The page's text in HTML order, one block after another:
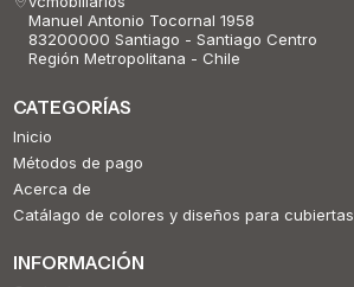
Manuel Antonio Tocornal 1958
83200000 Santiago - Santiago Centro
Región Metropolitana - Chile
CATEGORÍAS
Inicio
Métodos de pago
Acerca de
Catálago de colores y diseños para cubiertas
INFORMACIÓN